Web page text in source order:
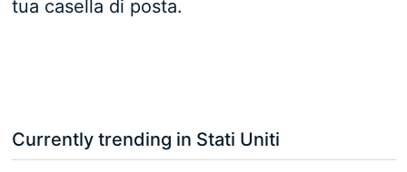
tua casella di posta.
Currently trending in Stati Uniti